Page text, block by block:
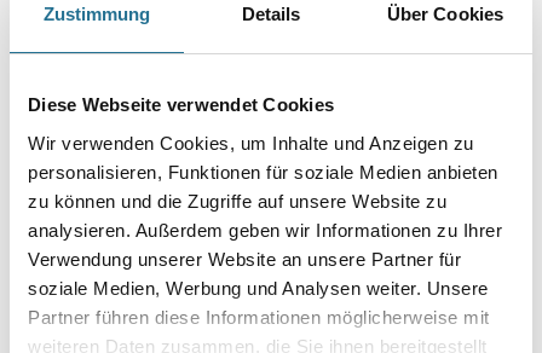
Zustimmung Details Über Cookies
Diese Webseite verwendet Cookies
Wir verwenden Cookies, um Inhalte und Anzeigen zu
personalisieren, Funktionen für soziale Medien anbieten
zu können und die Zugriffe auf unsere Website zu
analysieren. Außerdem geben wir Informationen zu Ihrer
Verwendung unserer Website an unsere Partner für
soziale Medien, Werbung und Analysen weiter. Unsere
Partner führen diese Informationen möglicherweise mit
weiteren Daten zusammen, die Sie ihnen bereitgestellt
Verarbeitung Bodenbelag
Gebinde